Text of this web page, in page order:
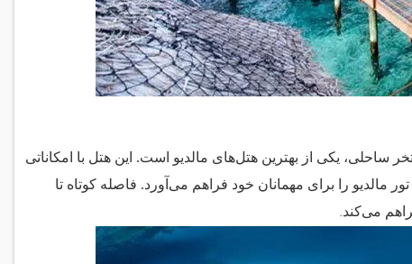
یکی از بهترین هتل‌های مالدیو است. این هتل با امکاناتی
مالدیو را برای مهمانان خود فراهم می‌آورد. فاصله کوتاه تا
می‌کند.